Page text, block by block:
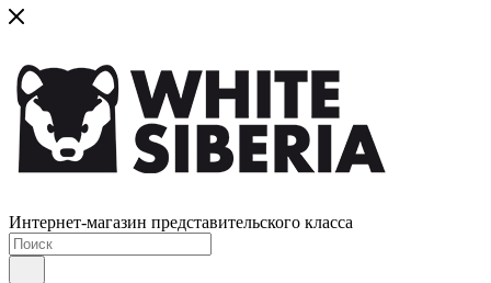
Интернет-магазин представительского класса